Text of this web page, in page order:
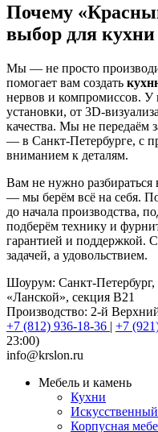
Почему
выбор для кухни
Мы — не просто
помогает вам создать
нервов и компромиссов. У
установки, от 3D-
качества. Мы не передаём
— в Санкт-Петербурге, с
вниманием к деталям.
Вам не нужно разбираться
— мы берём всё на себя.
до начала производства,
подберём технику и
гарантией и поддержкой.
задачей, а удовольствием.
Шоурум: Санкт-Петербург,
«Ланской», секция В21
Производство: 2-й
+7 (812) 936-18-36 | +7
23:00)
info@krslon.ru
Мебель и камень
Кухни
Корпусная